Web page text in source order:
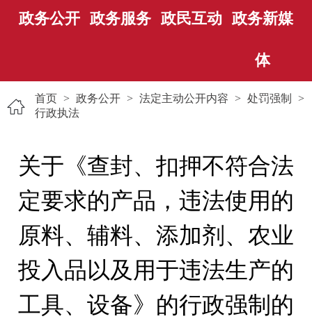
政务公开 政务服务 政民互动 政务新媒
体
首页 > 政务公开 > 法定主动公开内容 > 处罚强制
>
行政执法
关于《查封、扣押不符合法
定要求的产品，违法使用的
原料、辅料、添加剂、农业
投入品以及用于违法生产的
工具、设备》的行政强制的